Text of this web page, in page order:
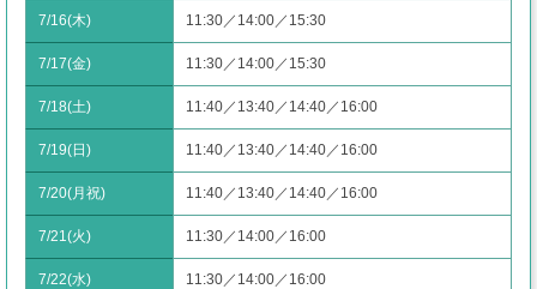
7/16(木) 11:30／14:00／15:30
7/17(金) 11:30／14:00／15:30
7/18(土) 11:40／13:40／14:40／16:00
7/19(日) 11:40／13:40／14:40／16:00
7/20(月祝) 11:40／13:40／14:40／16:00
7/21(火) 11:30／14:00／16:00
7/22(水) 11:30／14:00／16:00